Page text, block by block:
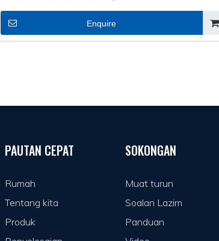
Enquire
PAUTAN CEPAT
Rumah
Tentang kita
Produk
SOKONGAN
Muat turun
Soalan Lazim
Panduan